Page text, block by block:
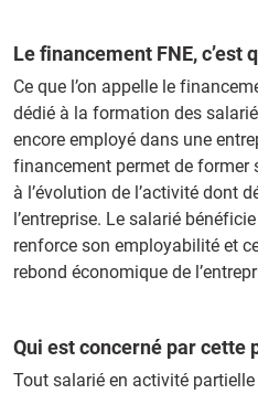
Le financement FNE, c’est
Ce que l’on appelle le
dédié à la formation des
encore employé dans une
financement permet de former
à l’évolution de l’activité dont
l’entreprise. Le salarié
renforce son employabilité et
rebond économique de
Qui est concerné par cette
Tout salarié en activité